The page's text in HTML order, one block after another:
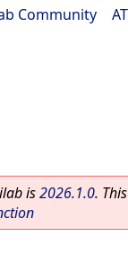
Community
is2026.1.0.